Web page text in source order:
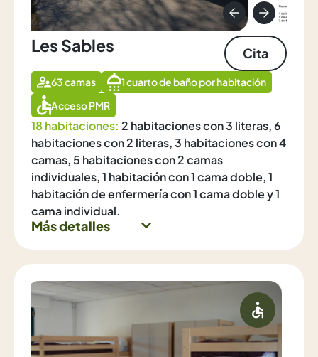
Les Sables Cita
63 camas
1 cuarto de baño por habitación
Acceso PMR
18 habitaciones: 2 habitaciones con 3 literas, 6
habitaciones con 2 literas, 3 habitaciones con 4
camas, 5 habitaciones con 2 camas
individuales, 1 habitación con 1 cama doble, 1
habitación de enfermería con 1 cama doble y 1
cama individual.
Más detalles